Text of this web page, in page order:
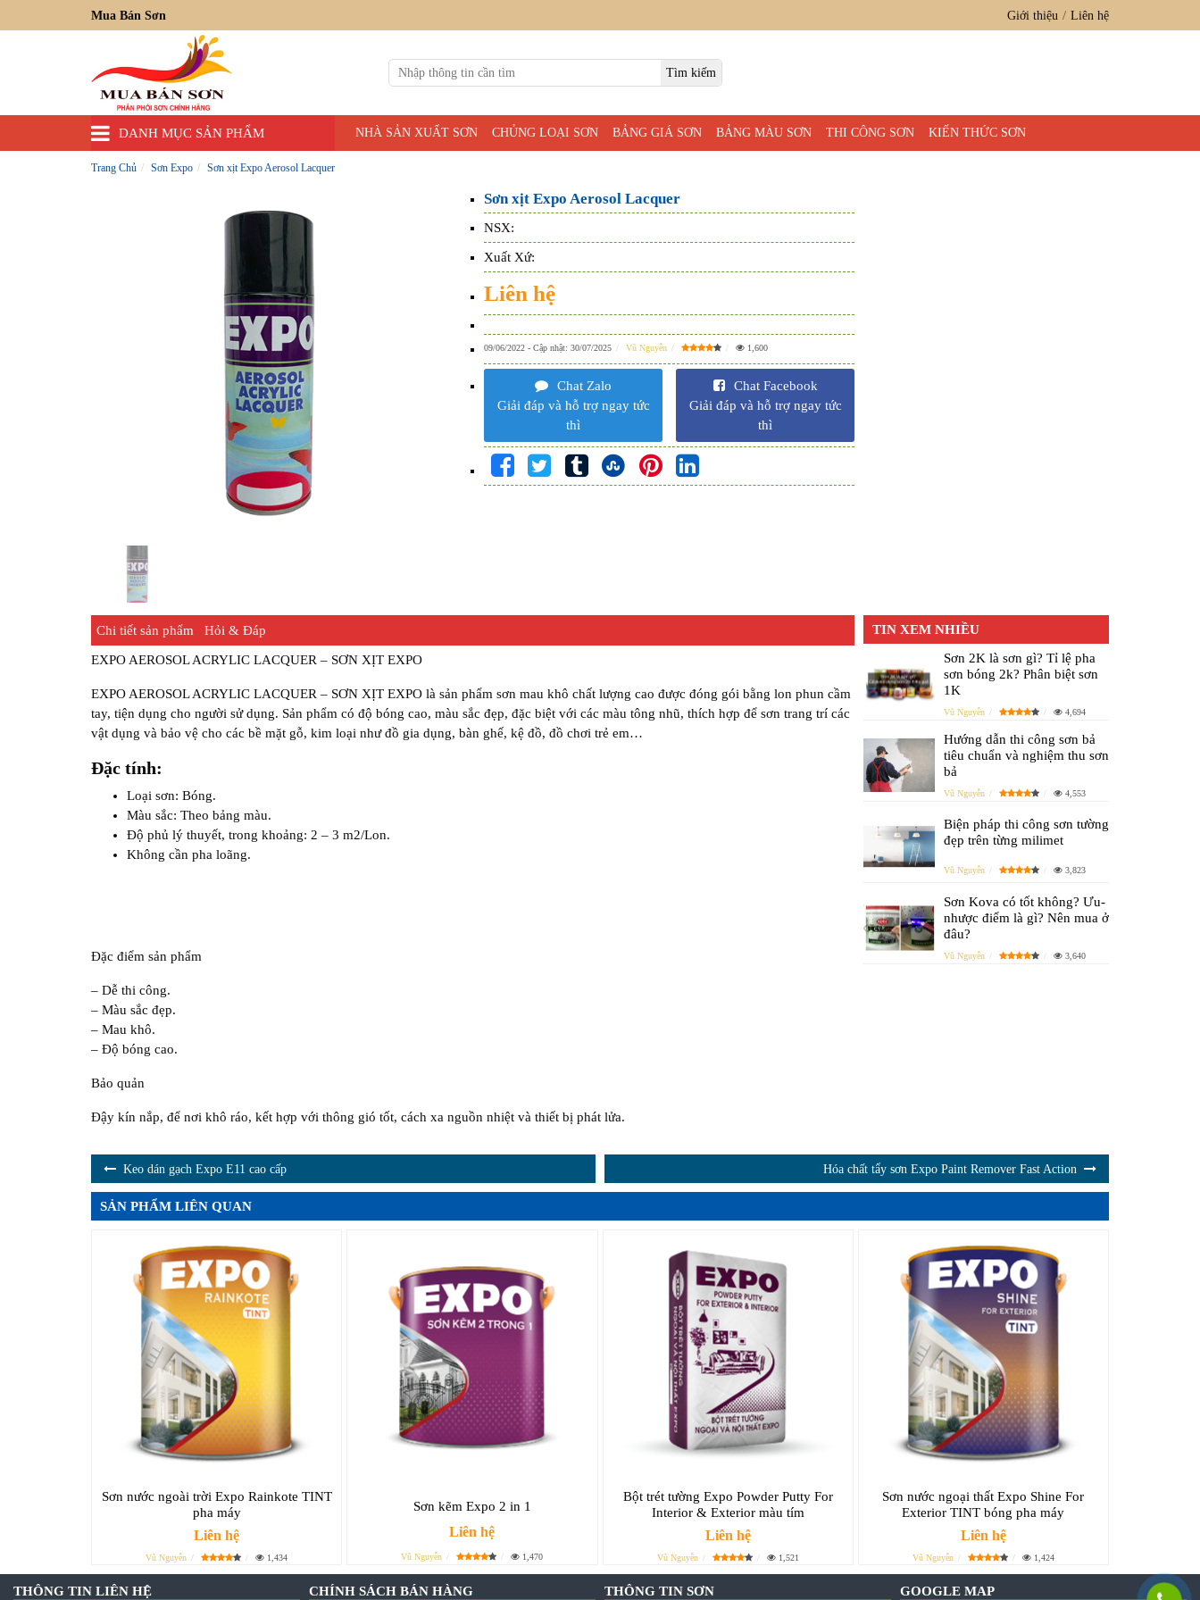
Mua Bán Sơn Giới thiệu Liên hệ
DANH MỤC SẢN PHẨM NHÀ SẢN XUẤT SƠN CHỦNG LOẠI SƠN BẢNG GIÁ SƠN BẢNG MÀU SƠN THI CÔNG SƠN KIẾN THỨC SƠN
Trang Chủ Sơn Expo Sơn xịt Expo Aerosol Lacquer
Sơn xịt Expo Aerosol Lacquer
NSX:
Xuất Xứ:
Liên hệ
09/06/2022 - Cập nhật: 30/07/2025 Vũ Nguyễn 1,600
Chat Zalo
Giải đáp và hỗ trợ ngay tức
thì
Chat Facebook
Giải đáp và hỗ trợ ngay tức
thì
Chi tiết sản phẩm Hỏi & Đáp
EXPO AEROSOL ACRYLIC LACQUER – SƠN XỊT EXPO
EXPO AEROSOL ACRYLIC LACQUER – SƠN XỊT EXPO là sản phẩm sơn mau khô chất lượng cao được đóng gói bằng lon phun cầm
tay, tiện dụng cho người sử dụng. Sản phẩm có độ bóng cao, màu sắc đẹp, đặc biệt với các màu tông nhũ, thích hợp để sơn trang trí các
vật dụng và bảo vệ cho các bề mặt gỗ, kim loại như đồ gia dụng, bàn ghế, kệ đồ, đồ chơi trẻ em…
Đặc tính:
Loại sơn: Bóng.
Màu sắc: Theo bảng màu.
Độ phủ lý thuyết, trong khoảng: 2 – 3 m2/Lon.
Không cần pha loãng.
Đặc điểm sản phẩm
– Dễ thi công.
– Màu sắc đẹp.
– Mau khô.
– Độ bóng cao.
Bảo quản
Đậy kín nắp, để nơi khô ráo, kết hợp với thông gió tốt, cách xa nguồn nhiệt và thiết bị phát lửa.
TIN XEM NHIỀU
Sơn 2K là sơn gì? Tỉ lệ pha
sơn bóng 2k? Phân biệt sơn
1K
Vũ Nguyễn 4,694
Hướng dẫn thi công sơn bả
tiêu chuẩn và nghiệm thu sơn
bả
Vũ Nguyễn 4,553
Biện pháp thi công sơn tường
đẹp trên từng milimet
Vũ Nguyễn 3,823
Sơn Kova có tốt không? Ưu-
nhược điểm là gì? Nên mua ở
đâu?
Vũ Nguyễn 3,640
Keo dán gạch Expo E11 cao cấp Hóa chất tẩy sơn Expo Paint Remover Fast Action
SẢN PHẨM LIÊN QUAN
Sơn nước ngoài trời Expo Rainkote TINT
pha máy
Liên hệ
Vũ Nguyễn 1,434
Sơn kẽm Expo 2 in 1
Liên hệ
Vũ Nguyễn 1,470
Bột trét tường Expo Powder Putty For
Interior & Exterior màu tím
Liên hệ
Vũ Nguyễn 1,521
Sơn nước ngoại thất Expo Shine For
Exterior TINT bóng pha máy
Liên hệ
Vũ Nguyễn 1,424
THÔNG TIN LIÊN HỆ CHÍNH SÁCH BÁN HÀNG THÔNG TIN SƠN GOOGLE MAP